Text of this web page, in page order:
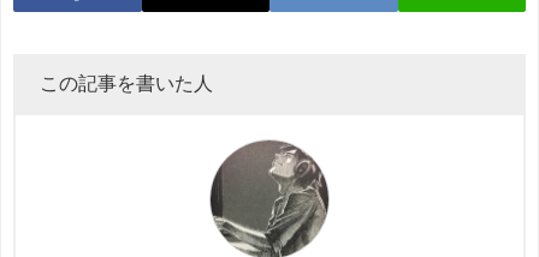
この記事を書いた人